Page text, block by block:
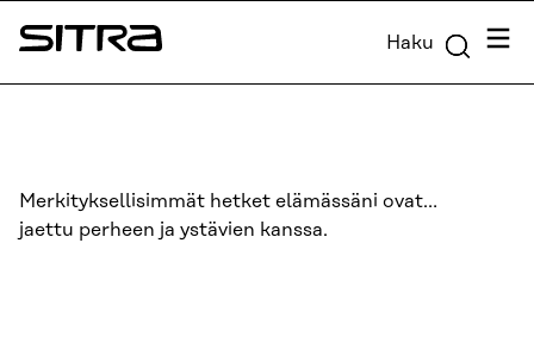
Siirry
suoraan
Sitra Haku
Merkityksellisimmät hetket elämässäni ovat…
jaettu perheen ja ystävien kanssa.